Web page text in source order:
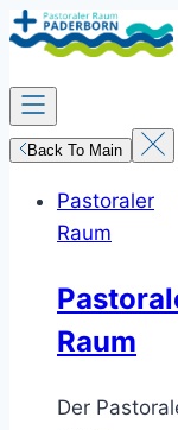
Zum
Inhalt
springen
Back To Main
Pastoraler
Raum
Raum
Der